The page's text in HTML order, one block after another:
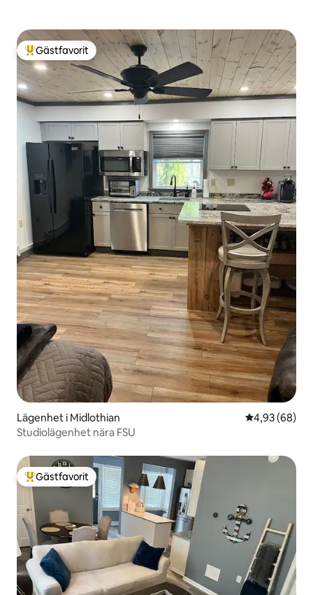
Populär gästfavorit
Gästfavorit
Lägenhet i Midlothian 4,93 av 5 i
4,93 (68)
Studiolägenhet nära FSU
Populär gästfavorit
Gästfavorit